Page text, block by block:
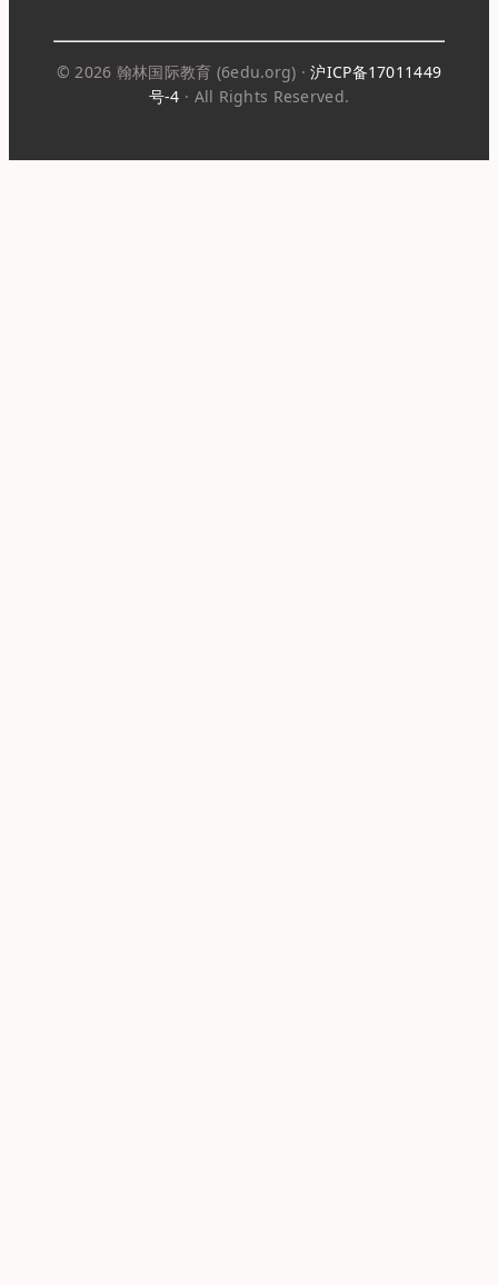
© 2026 翰林国际教育 (6edu.org) ·沪ICP备17011449
号-4 · All Rights Reserved.